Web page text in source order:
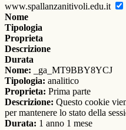
www.spallanzanitivoli.edu.it
Nome
Tipologia
Proprieta
Descrizione
Durata
Nome: _ga_MT9BBY8YCJ
Tipologia: analitico
Proprieta: Prima parte
Descrizione: Questo cookie
per mantenere lo stato della
Durata: 1 anno 1 mese